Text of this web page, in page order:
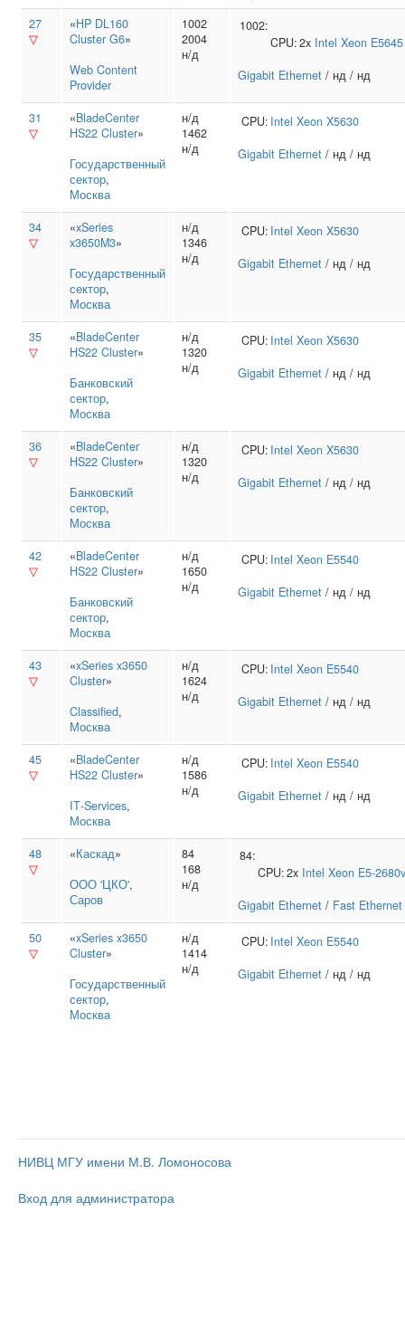
27
▽
«HP DL160
Cluster G6»
Web Content
Provider
1002
2004
н/д
1002:
CPU:2x Intel Xeon E5645
Gigabit Ethernet / нд / нд
31
▽
«BladeCenter
HS22 Cluster»
Государственный
сектор,
Москва
н/д
1462
н/д
CPU: Intel Xeon X5630
Gigabit Ethernet / нд / нд
34
▽
«xSeries
x3650M3»
Государственный
сектор,
Москва
н/д
1346
н/д
CPU: Intel Xeon X5630
Gigabit Ethernet / нд / нд
35
▽
«BladeCenter
HS22 Cluster»
Банковский
сектор,
Москва
н/д
1320
н/д
CPU: Intel Xeon X5630
Gigabit Ethernet / нд / нд
36
▽
«BladeCenter
HS22 Cluster»
Банковский
сектор,
Москва
н/д
1320
н/д
CPU: Intel Xeon X5630
Gigabit Ethernet / нд / нд
42
▽
«BladeCenter
HS22 Cluster»
Банковский
сектор,
Москва
н/д
1650
н/д
CPU: Intel Xeon E5540
Gigabit Ethernet / нд / нд
43
▽
«xSeries x3650
Cluster»
Classified,
Москва
н/д
1624
н/д
CPU: Intel Xeon E5540
Gigabit Ethernet / нд / нд
45
▽
«BladeCenter
HS22 Cluster»
IT‑Services,
Москва
н/д
1586
н/д
CPU: Intel Xeon E5540
Gigabit Ethernet / нд / нд
48
▽
«Каскад»
ООО 'ЦКО',
Саров
84
168
н/д
84:
CPU:2x Intel Xeon E5-
Gigabit Ethernet / Fast Ethernet
50
▽
«xSeries x3650
Cluster»
Государственный
сектор,
Москва
н/д
1414
н/д
CPU: Intel Xeon E5540
Gigabit Ethernet / нд / нд
НИВЦ МГУ имени М.В. Ломоносова
Вход для администратора